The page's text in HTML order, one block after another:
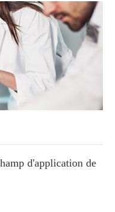
d'application de